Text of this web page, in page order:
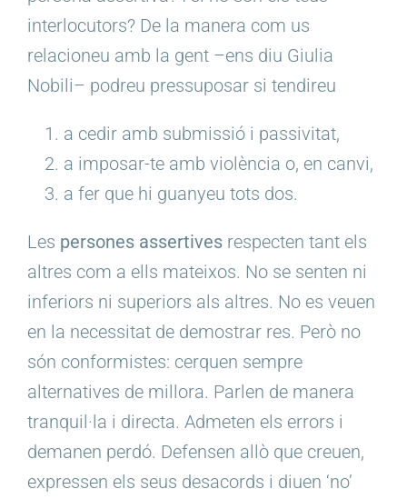
interlocutors? De la manera com us
relacioneu amb la gent –ens diu Giulia
Nobili– podreu pressuposar si tendireu
a cedir amb submissió i passivitat,
a imposar-te amb violència o, en canvi,
a fer que hi guanyeu tots dos.
Les persones assertives respecten tant els
altres com a ells mateixos. No se senten ni
inferiors ni superiors als altres. No es veuen
en la necessitat de demostrar res. Però no
són conformistes: cerquen sempre
alternatives de millora. Parlen de manera
tranquil·la i directa. Admeten els errors i
demanen perdó. Defensen allò que creuen,
expressen els seus desacords i diuen ‘no’